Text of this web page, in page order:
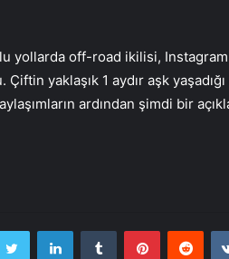
yollarda off-road ikilisi,
yaklaşık 1 aydır aşk
ardından şimdi bir
Twitter LinkedInTumblr Pinterest